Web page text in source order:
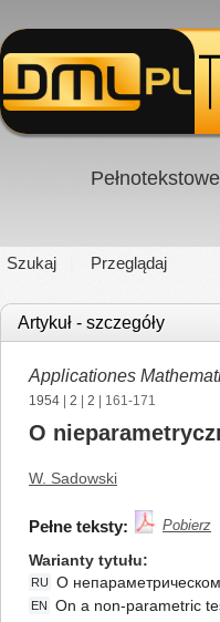
Szukaj Przeglądaj
Artykuł - szczegóły
Applicationes
1954 2 2 | 161-171
O
W. Sadowski
Pełne teksty: Pobierz
Warianty tytułu
RU О
EN
On a non-parametric